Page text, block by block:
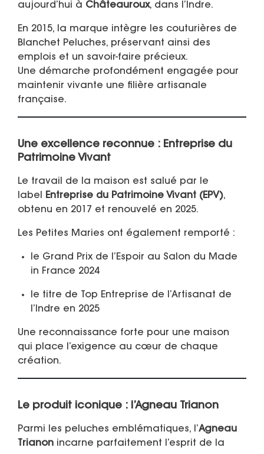
aujourd’hui à Châteauroux, dans l’Indre.
En 2015, la marque intègre les couturières de
Blanchet Peluches, préservant ainsi des
emplois et un savoir-faire précieux.
Une démarche profondément engagée pour
maintenir vivante une filière artisanale
française.
Une excellence reconnue : Entreprise du
Patrimoine Vivant
Le travail de la maison est salué par le
label
Entreprise du Patrimoine Vivant (EPV),
obtenu en 2017 et renouvelé en 2025.
Les Petites Maries ont également remporté :
le Grand Prix de l’Espoir au Salon du Made
in France 2024
le titre de
Top Entreprise de l’Artisanat de
l’Indre en 2025
Une reconnaissance forte pour une maison
qui place l’exigence au cœur de chaque
création.
Le produit iconique : l’Agneau Trianon
Parmi les peluches emblématiques, l’Agneau
Trianon incarne parfaitement l’esprit de la